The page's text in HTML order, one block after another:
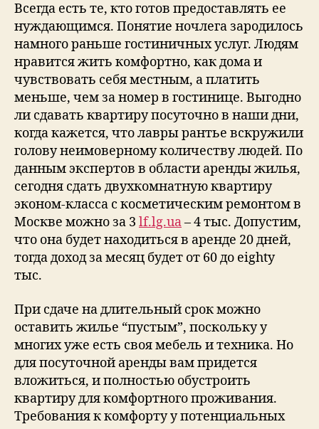
Всегда есть те, кто готов предоставлять ее
нуждающимся. Понятие ночлега зародилось
намного раньше гостиничных услуг. Людям
нравится жить комфортно, как дома и
чувствовать себя местным, а платить
меньше, чем за номер в гостинице. Выгодно
ли сдавать квартиру посуточно в наши дни,
когда кажется, что лавры рантье вскружили
голову неимоверному количеству людей. По
данным экспертов в области аренды жилья,
сегодня сдать двухкомнатную квартиру
эконом-класса с косметическим ремонтом в
Москве можно за 3 lf.lg.ua– 4 тыс. Допустим,
что она будет находиться в аренде 20 дней,
тогда доход за месяц будет от 60 до eighty
тыс.
При сдаче на длительный срок можно
оставить жилье “пустым”, поскольку у
многих уже есть своя мебель и техника. Но
для посуточной аренды вам придется
вложиться, и полностью обустроить
квартиру для комфортного проживания.
Требования к комфорту у потенциальных